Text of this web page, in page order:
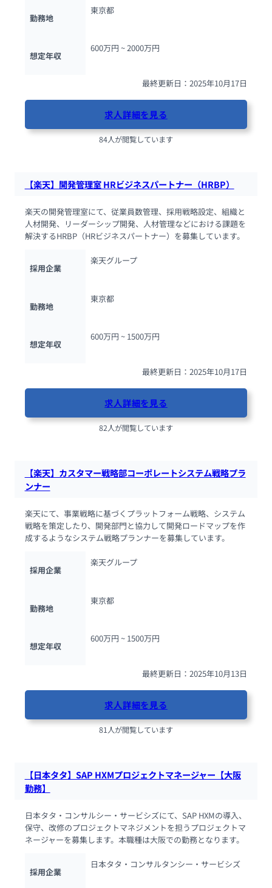
勤務地
東京都
想定年収
600万円 ~ 2000万円
最終更新日：2025年10月17日
求人詳細を見る
84人が閲覧しています
【楽天】開発管理室 HRビジネスパートナー（HRBP）
楽天の開発管理室にて、従業員数管理、採用戦略設定、組織と
人材開発、リーダーシップ開発、人材管理などにおける課題を
解決するHRBP（HRビジネスパートナー）を募集しています。
採用企業
楽天グループ
勤務地
東京都
想定年収
600万円 ~ 1500万円
最終更新日：2025年10月17日
求人詳細を見る
82人が閲覧しています
【楽天】カスタマー戦略部コーポレートシステム戦略プラ
ンナー
楽天にて、事業戦略に基づくプラットフォーム戦略、システム
戦略を策定したり、開発部門と協力して開発ロードマップを作
成するようなシステム戦略プランナーを募集しています。
採用企業
楽天グループ
勤務地
東京都
想定年収
600万円 ~ 1500万円
最終更新日：2025年10月13日
求人詳細を見る
81人が閲覧しています
【日本タタ】SAP HXMプロジェクトマネージャー【大阪
勤務】
日本タタ・コンサルシー・サービシズにて、SAP HXMの導入、
保守、改修のプロジェクトマネジメントを担うプロジェクトマ
ネージャーを募集します。本職種は大阪での勤務となります。
採用企業
日本タタ・コンサルタンシー・サービシズ